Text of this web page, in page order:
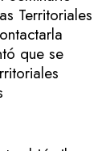
Territoriales
que se